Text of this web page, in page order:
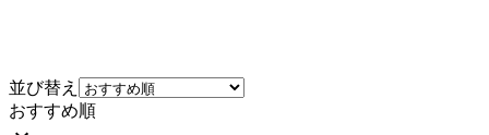
並び替え
おすすめ順